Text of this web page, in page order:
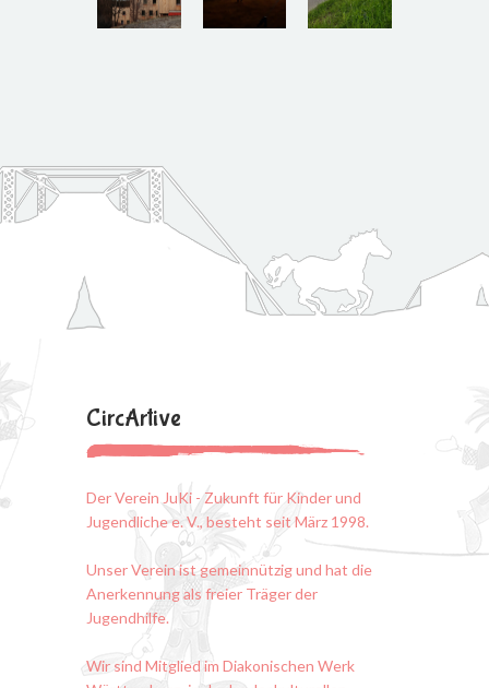
CircArtive
Der Verein JuKi - Zukunft für Kinder und
Jugendliche e. V., besteht seit März 1998.
Unser Verein ist gemeinnützig und hat die
Anerkennung als freier Träger der
Jugendhilfe.
Wir sind Mitglied im Diakonischen Werk